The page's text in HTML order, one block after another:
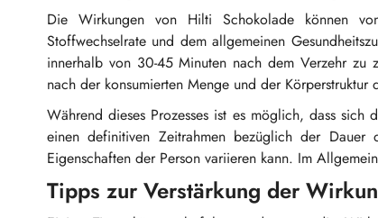
Die Wirkungen von Hilti Schokolade können
Stoffwechselrate und dem allgemeinen
innerhalb von 30-45 Minuten nach dem Verzehr zu
nach der konsumierten Menge und der Körperstruktur
Während dieses Prozesses ist es möglich, dass sich
einen definitiven Zeitrahmen bezüglich der
Eigenschaften der Person variieren kann. Im
Tipps zur Verstärkung der